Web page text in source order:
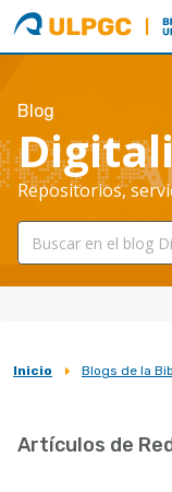
ULPGC
Blog
Repositorios,
Sobrescribir
de
Inicio Blogs de la
Artículos de